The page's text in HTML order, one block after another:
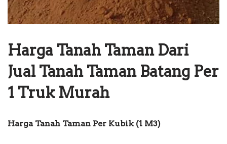
Harga Tanah Taman Dari
Jual Tanah Taman Batang Per
1 Truk Murah
Harga Tanah Taman Per Kubik (1 M3)